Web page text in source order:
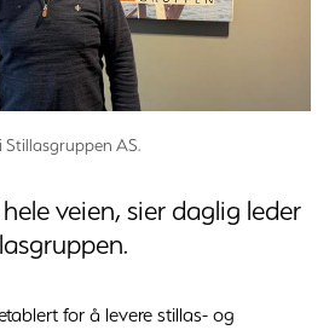
Stillasgruppen AS.
veien, sier daglig leder
for å levere stillas- og